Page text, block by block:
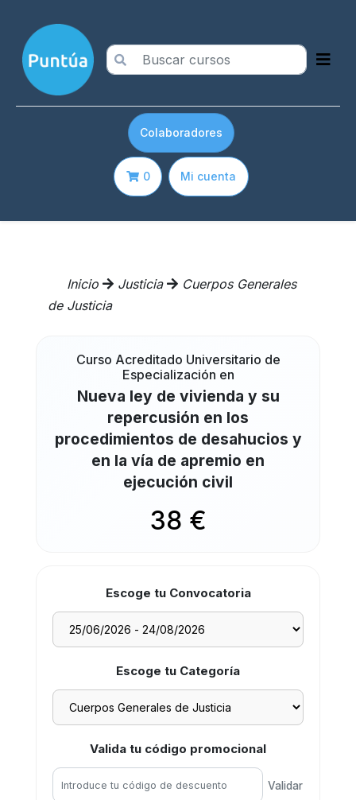
Colaboradores
0 Mi cuenta
Inicio Justicia
Cuerpos Generales
de Justicia
Curso Acreditado Universitario de
Especialización en
Nueva ley de vivienda y su
repercusión en los
procedimientos de desahucios y
en la vía de apremio en
ejecución civil
38 €
Escoge tu Convocatoria
Escoge tu Categoría
Valida tu código promocional
Validar